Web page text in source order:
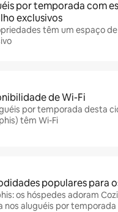
por temporada com
exclusivos
têm um espaço
de Wi-Fi
por temporada desta
têm Wi-Fi
populares para
os hóspedes adoram
nos aluguéis por